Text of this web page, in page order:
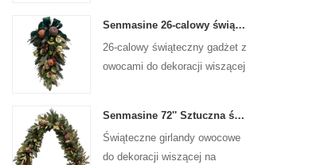
Senmasine 26-calowy świąteczny gadżet owocowy ze wstążką i kokardkami Sztuczne liście gałęzi PCV
26-calowy świąteczny gadżet z
owocami do dekoracji wiszącej
Senmasine 72'' Sztuczna świąteczna girlanda owocowa do wiszącej dekoracji kominka na schodach
Świąteczne girlandy owocowe
do dekoracji wiszącej na